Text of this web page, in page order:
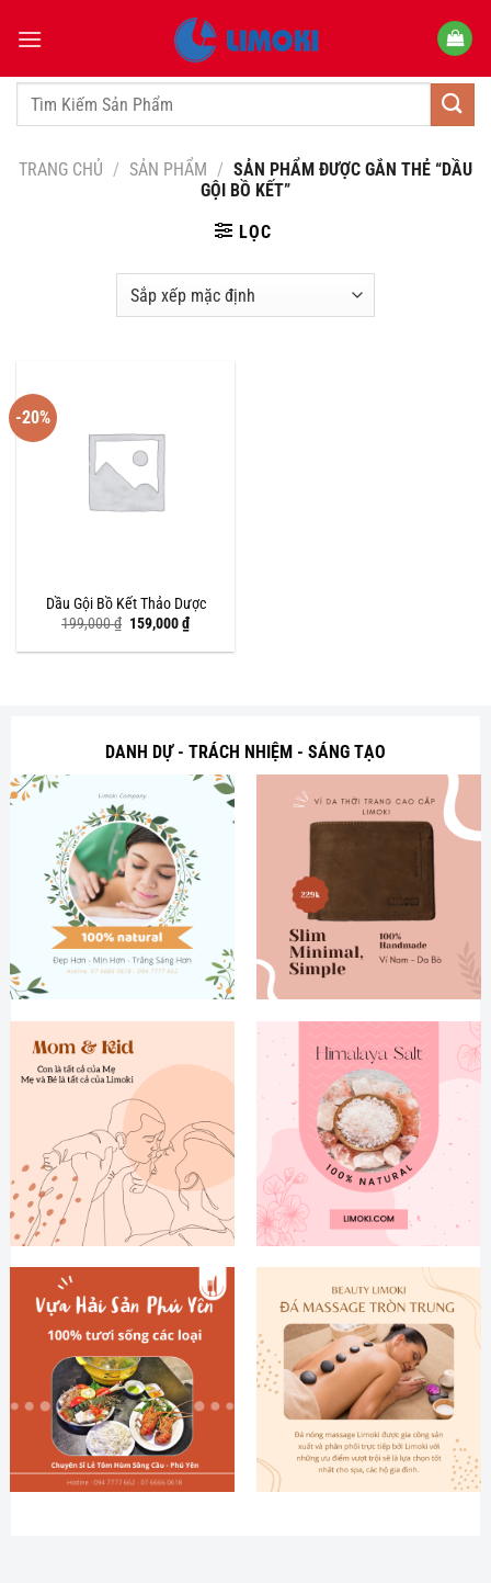
qua
dungTìm
TRANG CHỦ / SẢN PHẨM / SẢN PHẨM ĐƯỢC GẮN THẺ “DẦU
GỘI BỒ KẾT”
LỌC
-20%
Dầu Gội Bồ Kết Thảo Dược
199,000₫ Giá
là:
159,000₫Giá
hiện
tại
DANH DỰ - TRÁCH NHIỆM - SÁNG TẠO